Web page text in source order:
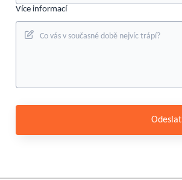
Více informací
Odeslat